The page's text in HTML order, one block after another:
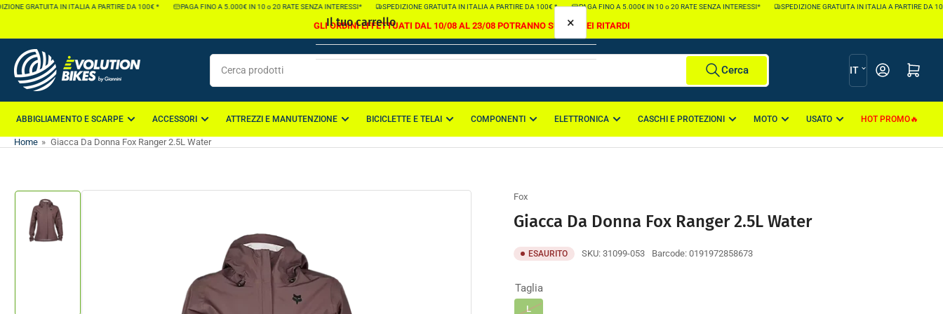
Vai
ai
contenuti
GRATUITA IN ITALIA A PARTIRE DA 100€ * PAGA FINO A 5.000€ IN 10 o 20 RATE SENZA INTERESSI* SPEDIZIONE GRATUITA IN ITALIA A PARTIRE DA 100€ * PAGA FINO A 5.000€ IN 10 o 20 RATE SENZA INTERESSI* SPEDIZIONE GRATUITA IN ITALIA A PARTIRE DA
GLI ORDINI EFFETTUATI DAL 10/08 AL 23/08 POTRANNO SUBIRE DEI RITARDI
Cerca
prodotti
Cerca
L
i
n
u
IT Apri il mini
ABBIGLIAMENTO E SCARPE ACCESSORI ATTREZZI E MANUTENZIONE BICICLETTE E TELAI COMPONENTI ELETTRONICA CASCHI E PROTEZIONI MOTO USATO HOT PROMO
Home » Giacca Da Donna Fox Ranger 2.5L Water
Vai
direttamente
alle
Fox
Giacca Da Donna Fox Ranger 2.5L Water
ESAURITO SKU: 31099-053 Barcode: 0191972858673
Taglia
L
Il tuo carrello ×
Il tuo carrello è vuoto